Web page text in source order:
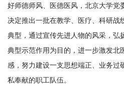
好师德师风、医德医风，北京大学党
决定推出一批在教学、医疗、科研战
典型，通过宣传先进人物的风采，弘
典型示范作用为目的，进一步激发北
感，努力建设一支思想端正、业务过
私奉献的职工队伍。